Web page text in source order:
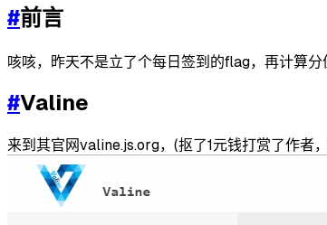
#前言
咳咳，昨天不是立了个每日签到的flag，再计算
#Valine
来到其官网valine.js.org，(抠了1元钱打赏了作者